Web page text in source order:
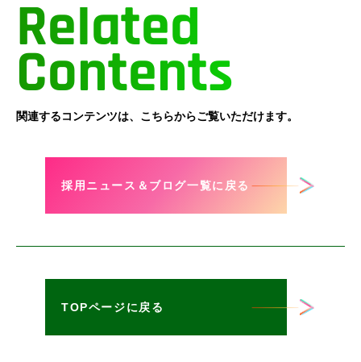
Related
Contents
関連するコンテンツは、こちらからご覧いただけます。
採用ニュース＆ブログ一覧に戻る
TOPページに戻る